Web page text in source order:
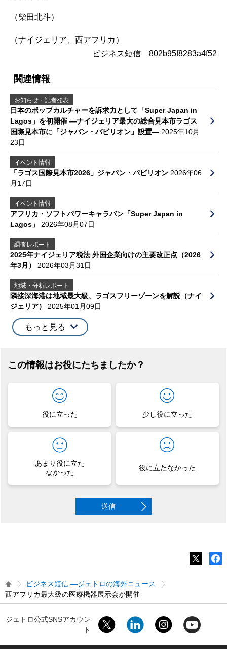
（柴田北斗）
（ナイジェリア、西アフリカ）
ビジネス短信 802b95f8283a4f52
関連情報
お知らせ・記者発表
日本のポップカルチャーを訴求力として「Super Japan in
Lagos」を初開催 ―ナイジェリア最大の総合見本市ラゴス
国際見本市に「ジャパン・パビリオン」設置― 2025年10月
23日
イベント情報
「ラゴス国際見本市2026」ジャパン・パビリオン 2026年06
月17日
イベント情報
アフリカ・ソフトパワーキャラバン「Super Japan in
Lagos」 2026年08月07日
調査レポート
2025年ナイジェリア税法 外国企業向けの主要改正点（2026
年3月） 2026年03月31日
地域・分析レポート
隣接深海港は地域最大級、ラゴスフリーゾーンを解説（ナイ
ジェリア） 2025年01月09日
もっと見る
この情報はお役にたちましたか？
役に立った 少し役に立った
あまり役に立た
なかった
役に立たなかった
送信
ビジネス短信 ―ジェトロの海外ニュース
西アフリカ最大級の医療機器展示会が開催
ジェトロ公式SNSアカウン
ト